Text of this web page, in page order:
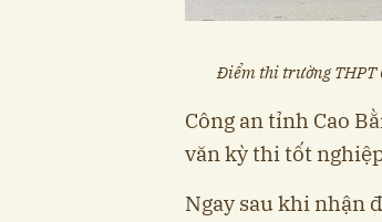
Điểm thi trường THPT
Công an tỉnh Cao
văn kỳ thi tốt
Ngay sau khi nhận